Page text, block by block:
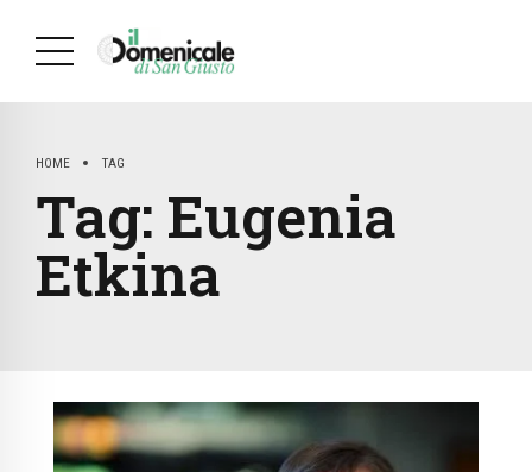
HOME TAG
Tag: Eugenia
Etkina